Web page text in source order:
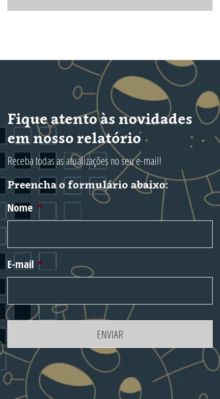
Fique atento às novidades
em nosso relatório
Receba todas as atualizações no seu e-mail!
Preencha o formulário abaixo:
Nome *
E-mail *